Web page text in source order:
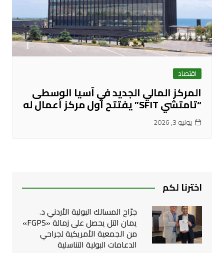
اقتصاد
المركز المالي الجديد في آسيا الوسطى
“تامتشي SFIT” يفتتح أول مركز أعمال له
يونيو 3, 2026
اخترنا لكم
جرّاح المسالك البولية الأردني د.
يمان التل يحصل على زمالة «FGPS»
من الجمعية الأمريكية لجراحي
الدعامات البولية التناسلية